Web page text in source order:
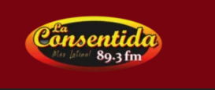
contenido